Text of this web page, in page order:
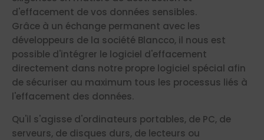
d'effacement de vos données sensibles.
Grâce à un échange permanent avec les
développeurs de la société Blancco, il nous est
possible d'intégrer le logiciel d'effacement
directement dans notre propre logiciel spécial afin
de sécuriser au maximum tous les processus liés à
l'effacement des données.
Qu'il s'agisse d'ordinateurs portables, de PC, de
serveurs, de disques durs, de lecteurs ou